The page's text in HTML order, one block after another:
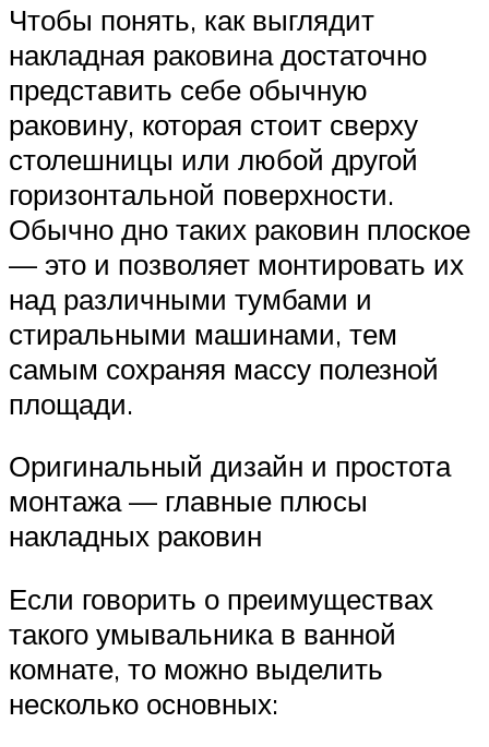
Чтобы понять, как выглядит
накладная раковина достаточно
представить себе обычную
раковину, которая стоит сверху
столешницы или любой другой
горизонтальной поверхности.
Обычно дно таких раковин плоское
— это и позволяет монтировать их
над различными тумбами и
стиральными машинами, тем
самым сохраняя массу полезной
площади.
Оригинальный дизайн и простота
монтажа — главные плюсы
накладных раковин
Если говорить о преимуществах
такого умывальника в ванной
комнате, то можно выделить
несколько основных: